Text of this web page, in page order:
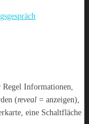
Regel Informationen,
(reveal = anzeigen),
eine Schaltfläche